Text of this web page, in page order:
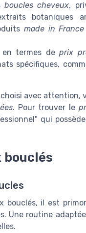
boucles cheveux,
botaniques
made in France
en termes deprix
spécifiques,
avec attention,
. Pour trouver le
qui
bouclés
bouclés, il est
Une routine